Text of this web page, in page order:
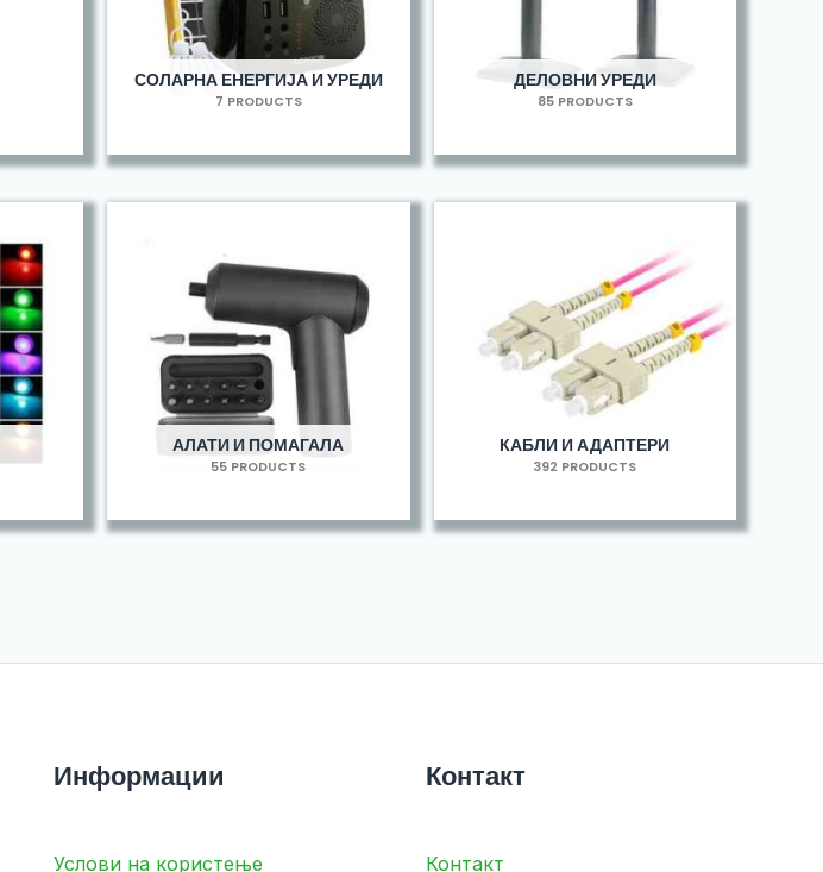
СОЛАРНА ЕНЕРГИЈА И УРЕДИ
7 PRODUCTS
ДЕЛОВНИ УРЕДИ
85 PRODUCTS
АЛАТИ И ПОМАГАЛА
55 PRODUCTS
КАБЛИ И АДАПТЕРИ
392 PRODUCTS
Информации
Услови на користење
Контакт
Контакт